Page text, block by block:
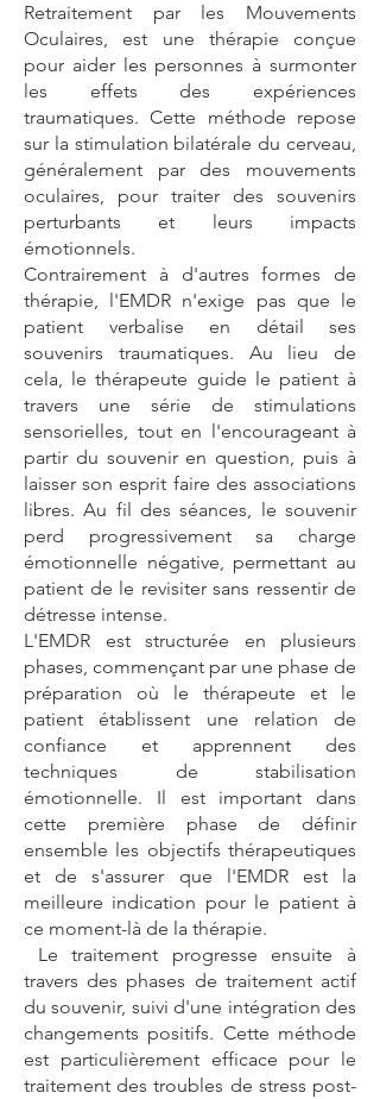
Retraitement par les Mouvements
Oculaires, est une thérapie conçue
pour aider les personnes à surmonter
les effets des expériences
traumatiques. Cette méthode repose
sur la stimulation bilatérale du cerveau,
généralement par des mouvements
oculaires, pour traiter des souvenirs
perturbants et leurs impacts
émotionnels.
Contrairement à d'autres formes de
thérapie, l'EMDR n'exige pas que le
patient verbalise en détail ses
souvenirs traumatiques. Au lieu de
cela, le thérapeute guide le patient à
travers une série de stimulations
sensorielles, tout en l'encourageant à
partir du souvenir en question, puis à
laisser son esprit faire des associations
libres. Au fil des séances, le souvenir
perd progressivement sa charge
émotionnelle négative, permettant au
patient de le revisiter sans ressentir de
détresse intense.
L'EMDR est structurée en plusieurs
phases, commençant par une phase de
préparation où le thérapeute et le
patient établissent une relation de
confiance et apprennent des
techniques de stabilisation
émotionnelle. Il est important dans
cette première phase de définir
ensemble les objectifs thérapeutiques
et de s'assurer que l'EMDR est la
meilleure indication pour le patient à
ce moment-là de la thérapie.
Le traitement progresse ensuite à
travers des phases de traitement actif
du souvenir, suivi d'une intégration des
changements positifs. Cette méthode
est particulièrement efficace pour le
traitement des troubles de stress post-